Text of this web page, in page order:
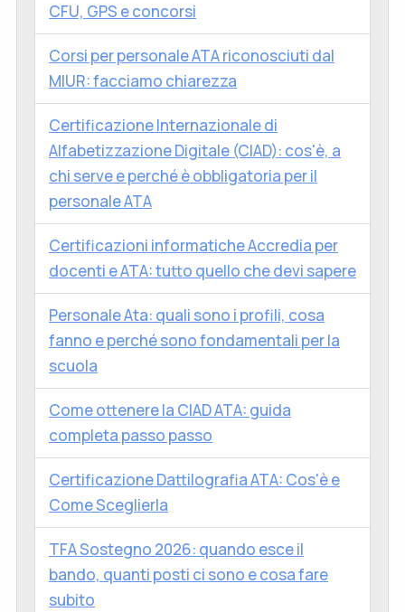
CFU, GPS e concorsi
Corsi per personale ATA riconosciuti dal
MIUR: facciamo chiarezza
Certificazione Internazionale di
Alfabetizzazione Digitale (CIAD): cos'è, a
chi serve e perché è obbligatoria per il
personale ATA
Certificazioni informatiche Accredia per
docenti e ATA: tutto quello che devi sapere
Personale Ata: quali sono i profili, cosa
fanno e perché sono fondamentali per la
scuola
Come ottenere la CIAD ATA: guida
completa passo passo
Certificazione Dattilografia ATA: Cos'è e
Come Sceglierla
TFA Sostegno 2026: quando esce il
bando, quanti posti ci sono e cosa fare
subito